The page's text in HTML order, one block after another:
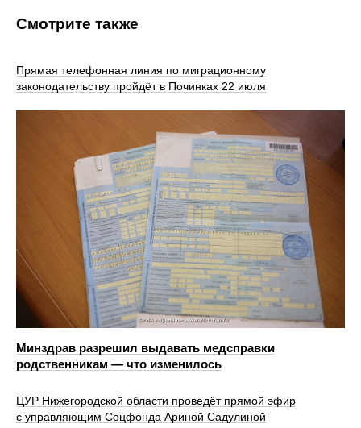
Смотрите также
Прямая телефонная линия по миграционному
законодательству пройдёт в Починках 22 июля
Минздрав разрешил выдавать медсправки
родственникам — что изменилось
ЦУР Нижегородской области проведёт прямой эфир
с управляющим Соцфонда Ариной Садулиной